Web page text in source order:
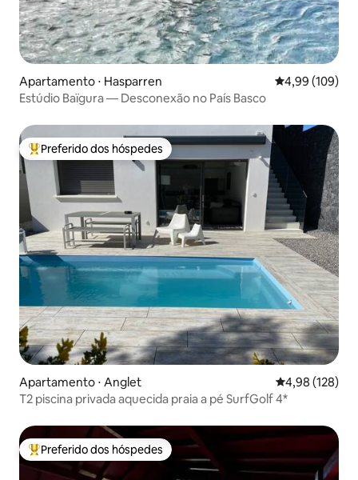
Apartamento ⋅ Hasparren 4,99 de uma
4,99 (109)
Estúdio Baïgura — Desconexão no País Basco
Entre os melhores preferidos dos hóspedes
Preferido dos hóspedes
Apartamento ⋅ Anglet 4,98 de uma
4,98 (128)
T2 piscina privada aquecida praia a pé SurfGolf 4*
Entre os melhores preferidos dos hóspedes
Preferido dos hóspedes